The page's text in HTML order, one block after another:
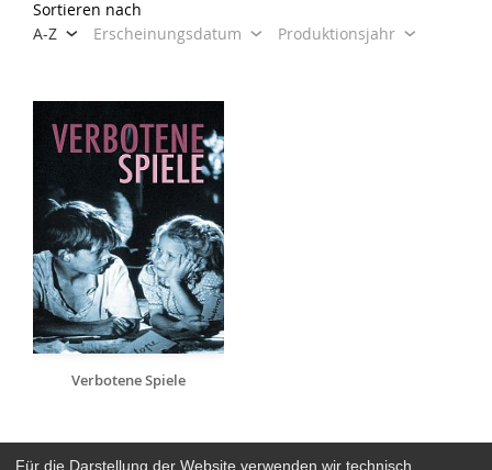
Sortieren nach
A-Z
Erscheinungsdatum Produktionsjahr
Verbotene Spiele
Für die Darstellung der Website verwenden wir technisch